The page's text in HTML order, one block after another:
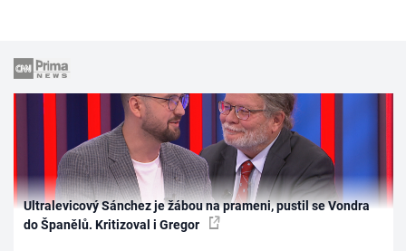
Ultralevicový Sánchez je žábou na prameni, pustil se Vondra
do Španělů. Kritizoval i Gregor